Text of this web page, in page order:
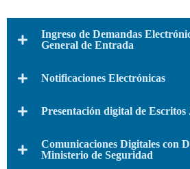
Ingreso de Demandas
General de Entrada
Notificaciones Electrónicas
Presentación digital de Escritos
Comunicaciones Digitales con
Ministerio de Seguridad